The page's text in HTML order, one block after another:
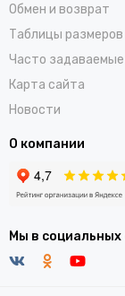
Обмен и возврат
Таблицы размеров
Часто
Карта сайта
Новости
О компании
Мы в социальных